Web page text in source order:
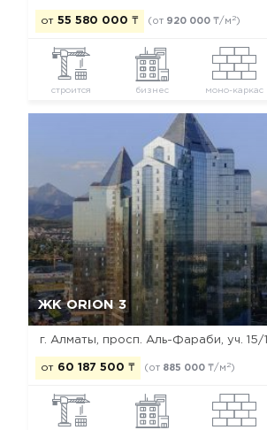
от 55 580 000 ₸ (от 920 000 ₸/м 2)
строится бизнес моно-каркас
ЖК ORION 3
г. Алматы, просп. Аль-Фараби, уч. 15/1
от 60 187 500 ₸ (от 885 000 ₸/м 2)
Да, удалить Отмена